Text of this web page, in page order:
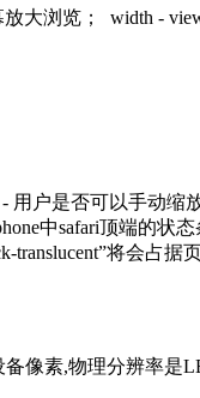
大浏览； width -
- 用户是否可以手动
中safari顶端的状
translucent”将会占
像素,物理分辨率是